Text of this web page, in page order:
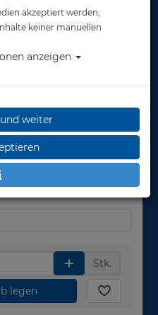
€*
Stk.
legen
akzeptiert werden,
keiner manuellen
anzeigen
weiter